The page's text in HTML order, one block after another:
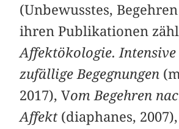
(Unbewusstes,
ihren Publikationen
Affektökologie.
zufällige Begegnungen
2017), Vom Begehren
Affekt (diaphanes,